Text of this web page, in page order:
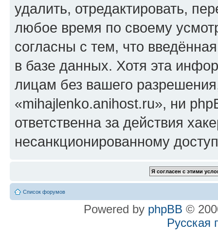
удалить, отредактировать,
любое время по своему
согласны с тем, что
в базе данных. Хотя эта
лицам без вашего
«mihajlenko.anihost.ru», ни
ответственна за действия
несанкционированному
Список форумов
Powered by phpBB ©
Русская